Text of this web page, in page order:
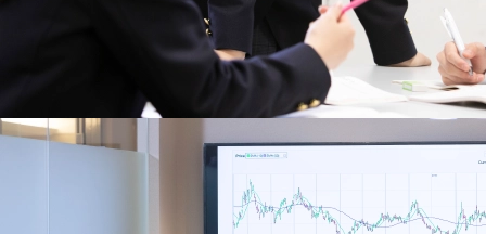
グループワークに